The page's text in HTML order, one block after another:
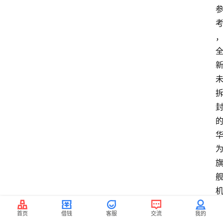
参
考
，
全
新
未
拆
封
的
华
为
旗
舰
机
首页 借钱 客服 交流 我的